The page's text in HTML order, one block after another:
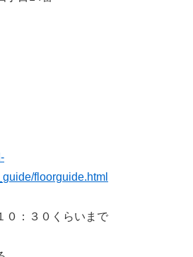
floorguide.html
０：３０くらいまで